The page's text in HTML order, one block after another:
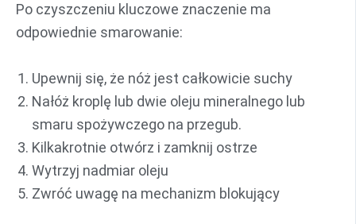
Po czyszczeniu kluczowe znaczenie ma
odpowiednie smarowanie:
Upewnij się, że nóż jest całkowicie suchy
Nałóż kroplę lub dwie oleju mineralnego lub
smaru spożywczego na przegub.
Kilkakrotnie otwórz i zamknij ostrze
Wytrzyj nadmiar oleju
Zwróć uwagę na mechanizm blokujący